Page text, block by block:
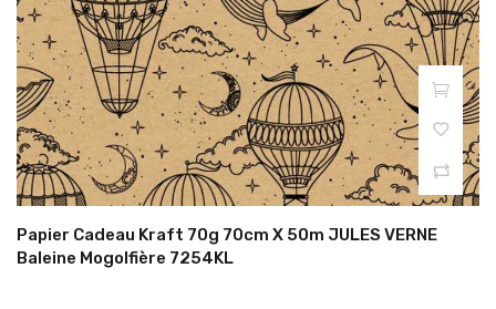
Papier Cadeau Kraft 70g 70cm X 50m JULES VERNE
Baleine Mogolfière 7254KL